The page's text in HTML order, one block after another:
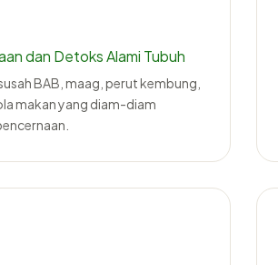
dan Detoks Alami Tubuh
BAB, maag, perut kembung,
makan yang diam-diam